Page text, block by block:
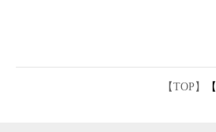
【TOP】 【